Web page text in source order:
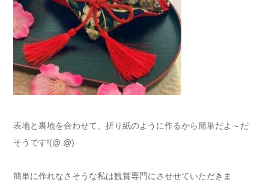
表地と裏地を合わせて、折り紙のように作るから簡単だよ～だ
そうです!(@.@)
簡単に作れなさそうな私は観賞専門にさせせていただきま